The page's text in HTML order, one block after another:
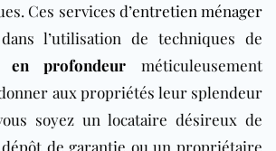
Ces services d’entretien ménager
l’utilisation de techniques de
en profondeur méticuleusement
aux propriétés leur splendeur
soyez un locataire désireux de
de garantie ou un propriétaire